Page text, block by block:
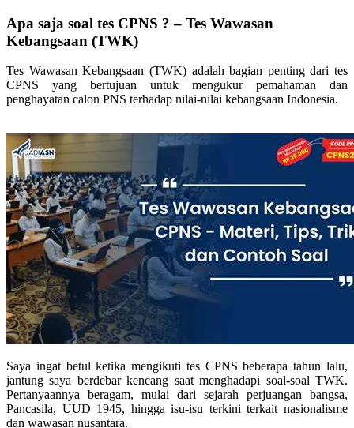
Apa saja soal tes CPNS ? – Tes Wawasan
Kebangsaan (TWK)
Tes Wawasan Kebangsaan (TWK) adalah bagian penting dari tes
CPNS yang bertujuan untuk mengukur pemahaman dan
penghayatan calon PNS terhadap nilai-nilai kebangsaan Indonesia.
Saya ingat betul ketika mengikuti tes CPNS beberapa tahun lalu,
jantung saya berdebar kencang saat menghadapi soal-soal TWK.
Pertanyaannya beragam, mulai dari sejarah perjuangan bangsa,
Pancasila, UUD 1945, hingga isu-isu terkini terkait nasionalisme
dan wawasan nusantara.